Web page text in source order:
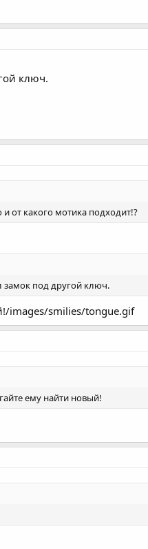
ключ.
от какого мотика подходит!?
замок под другой ключ.
images/smilies/tongue.gif
ему найти новый!